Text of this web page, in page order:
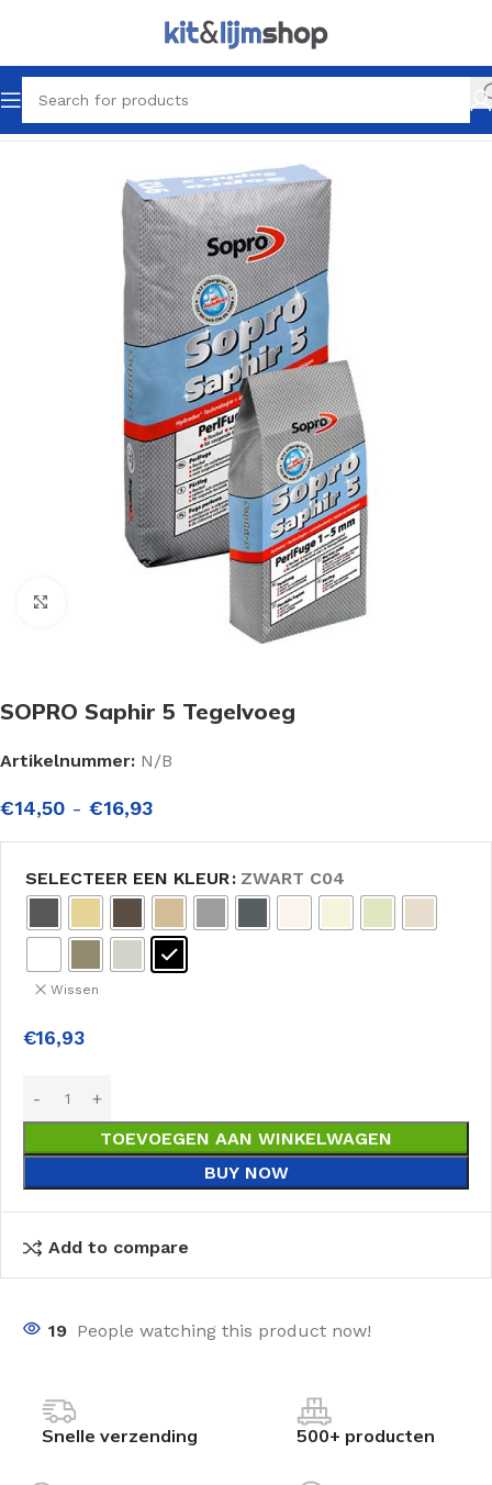
Home Tegel Lijm & Voegen
SOPRO Saphir 5 Tegelvoeg
Artikelnummer: N/B
€14,50 - €16,93
SELECTEER EEN KLEUR ZWART C04
Wissen
€16,93
TOEVOEGEN AAN WINKELWAGEN
BUY NOW
Add to compare
19 People watching this product now!
Snelle verzending 500+ producten